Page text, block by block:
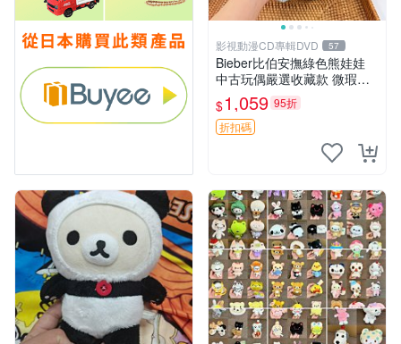
影視動漫CD專輯DVD 57
Bieber比伯安撫綠色熊娃娃
中古玩偶嚴選收藏款 微瑕輕
度使用 Bieber綠熊娃娃 中古
玩偶 微瑕
$1,059 95折
折扣碼